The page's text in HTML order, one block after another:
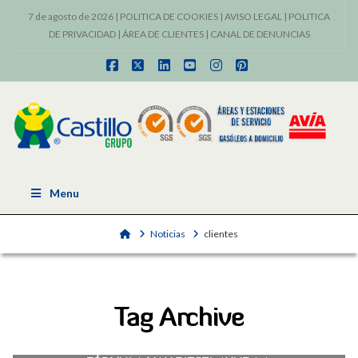
7 de agosto de 2026 | POLITICA DE COOKIES | AVISO LEGAL | POLITICA
DE PRIVACIDAD| ÁREA DE CLIENTES| CANAL DE DENUNCIAS
Facebook
X LinkedInYouTubeInstagram
Pinterest
Menu
HomeNoticias clientes
Tag Archive